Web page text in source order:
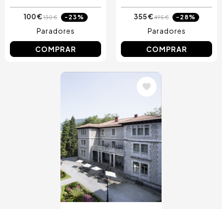
100 €130 € -23%
Paradores
COMPRAR
355 €495 € -28%
Paradores
COMPRAR